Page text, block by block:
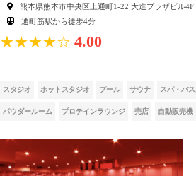
熊本県熊本市中央区上通町1-22 大進プラザビル4F
通町筋駅から徒歩4分
★★★★☆ 4.00
スタジオ ホットスタジオ プール サウナ スパ・バ
パウダールーム プロテインラウンジ 売店 自動販売機